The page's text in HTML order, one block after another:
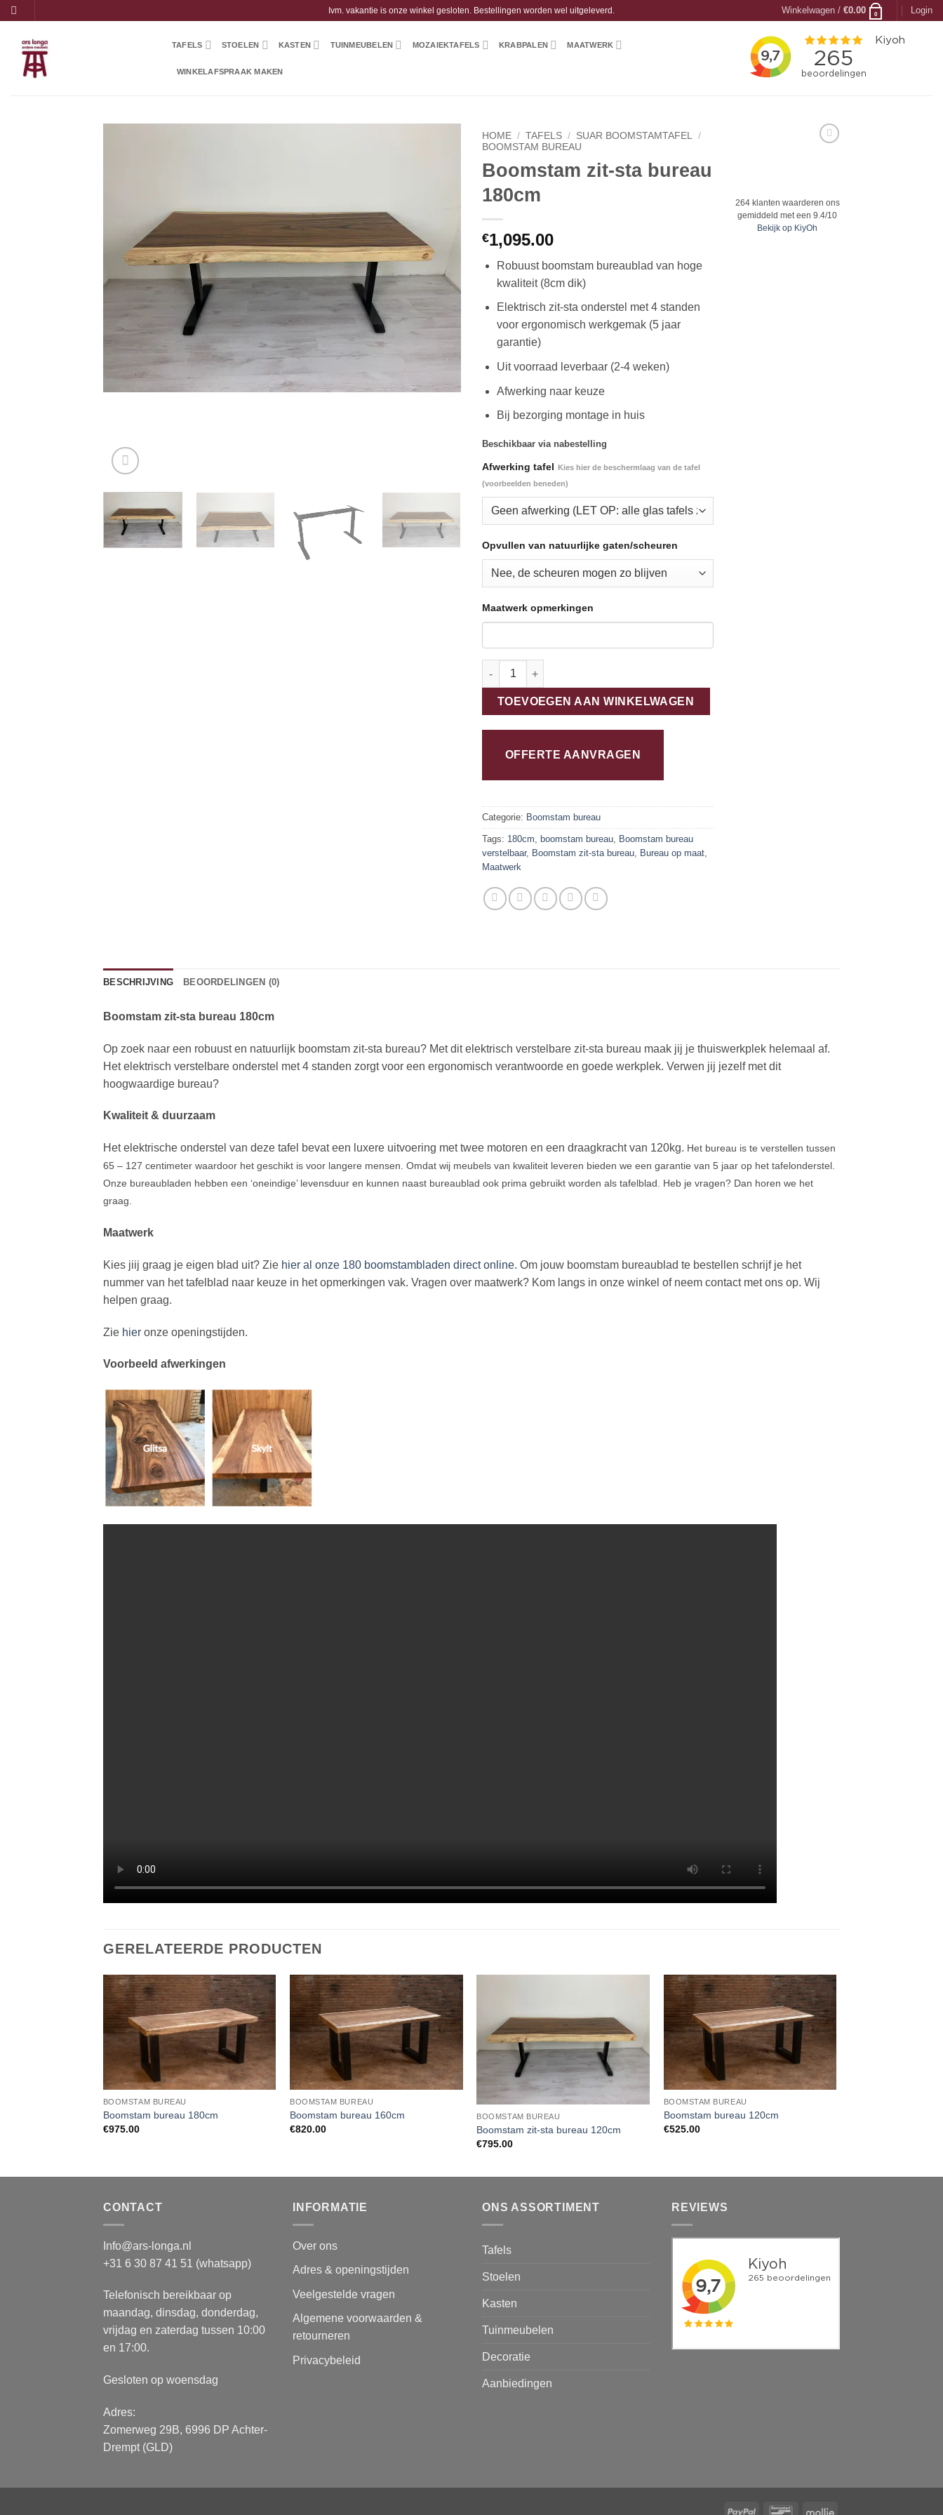
Ga
inhoud
Ivm. vakantie is onze winkel gesloten. Bestellingen worden wel uitgeleverd. Winkelwagen / €0.00 0 Login
TAFELS STOELEN KASTEN TUINMEUBELEN MOZAIEKTAFELS KRABPALEN MAATWERK
WINKELAFSPRAAK MAKEN
HOME / TAFELS / SUAR BOOMSTAMTAFEL /
BOOMSTAM BUREAU
Boomstam zit-sta bureau
180cm
€1,095.00
Robuust boomstam bureaublad van hoge
kwaliteit (8cm dik)
Elektrisch zit-sta onderstel met 4 standen
voor ergonomisch werkgemak (5 jaar
garantie)
Uit voorraad leverbaar (2-4 weken)
Afwerking naar keuze
Bij bezorging montage in huis
Beschikbaar via nabestelling
Afwerking tafel Kies hier de beschermlaag van de tafel
(voorbeelden beneden)
Opvullen van natuurlijke gaten/scheuren
Maatwerk opmerkingen
Boomstam zit-sta bureau 180cm aantal
TOEVOEGEN AAN WINKELWAGEN
OFFERTE AANVRAGEN
Categorie: Boomstam bureau
Tags: 180cm boomstam bureau
Boomstam bureau
verstelbaar, Boomstam zit-sta bureau Bureau op maat
Maatwerk
264klanten waarderen ons
gemiddeld met een 9.4/10
Bekijk op KiyOh
BESCHRIJVING BEOORDELINGEN (0)
Boomstam zit-sta bureau 180cm
Op zoek naar een robuust en natuurlijk boomstam zit-sta bureau? Met dit elektrisch verstelbare zit-sta bureau maak jij je thuiswerkplek helemaal af.
Het elektrisch verstelbare onderstel met 4 standen zorgt voor een ergonomisch verantwoorde en goede werkplek. Verwen jij jezelf met dit
hoogwaardige bureau?
Kwaliteit & duurzaam
Het elektrische onderstel van deze tafel bevat een luxere uitvoering met twee motoren en een draagkracht van 120kg. Het bureau is te verstellen tussen
65 – 127 centimeter waardoor het geschikt is voor langere mensen. Omdat wij meubels van kwaliteit leveren bieden we een garantie van 5 jaar op het tafelonderstel.
Onze bureaubladen hebben een ‘oneindige’ levensduur en kunnen naast bureaublad ook prima gebruikt worden als tafelblad. Heb je vragen? Dan horen we het
graag.
Maatwerk
Kies jiij graag je eigen blad uit? Zie hier al onze 180 boomstambladen direct online. Om jouw boomstam bureaublad te bestellen schrijf je het
nummer van het tafelblad naar keuze in het opmerkingen vak. Vragen over maatwerk? Kom langs in onze winkel of neem contact met ons op. Wij
helpen graag.
Zie hier onze openingstijden.
Voorbeeld afwerkingen
GERELATEERDE PRODUCTEN
BOOMSTAM BUREAU
Boomstam bureau 180cm
€975.00
BOOMSTAM BUREAU
Boomstam bureau 160cm
€820.00
BOOMSTAM BUREAU
Boomstam zit-sta bureau 120cm
€795.00
BOOMSTAM BUREAU
Boomstam bureau 120cm
€525.00
CONTACT
Info@ars-longa.nl
+31 6 30 87 41 51 (whatsapp)
Telefonisch bereikbaar op
maandag, dinsdag, donderdag,
vrijdag en zaterdag tussen 10:00
en 17:00.
Gesloten op woensdag
Adres:
Zomerweg 29B, 6996 DP Achter-
Drempt (GLD)
INFORMATIE
Over ons
Adres & openingstijden
Veelgestelde vragen
Algemene voorwaarden &
retourneren
Privacybeleid
ONS ASSORTIMENT
Tafels
Stoelen
Kasten
Tuinmeubelen
Decoratie
Aanbiedingen
REVIEWS
PayPal BancontactMollie